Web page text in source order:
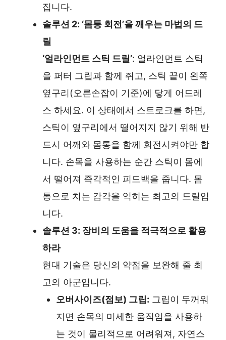
집니다.
솔루션 2: ‘몸통 회전’을 깨우는 마법의 드
릴
‘얼라인먼트 스틱 드릴’: 얼라인먼트 스틱
을 퍼터 그립과 함께 쥐고, 스틱 끝이 왼쪽
옆구리(오른손잡이 기준)에 닿게 어드레
스 하세요. 이 상태에서 스트로크를 하면,
스틱이 옆구리에서 떨어지지 않기 위해 반
드시 어깨와 몸통을 함께 회전시켜야만 합
니다. 손목을 사용하는 순간 스틱이 몸에
서 떨어져 즉각적인 피드백을 줍니다. 몸
통으로 치는 감각을 익히는 최고의 드릴입
니다.
솔루션 3: 장비의 도움을 적극적으로 활용
하라
현대 기술은 당신의 약점을 보완해 줄 최
고의 아군입니다.
오버사이즈(점보) 그립: 그립이 두꺼워
지면 손목의 미세한 움직임을 사용하
는 것이 물리적으로 어려워져, 자연스